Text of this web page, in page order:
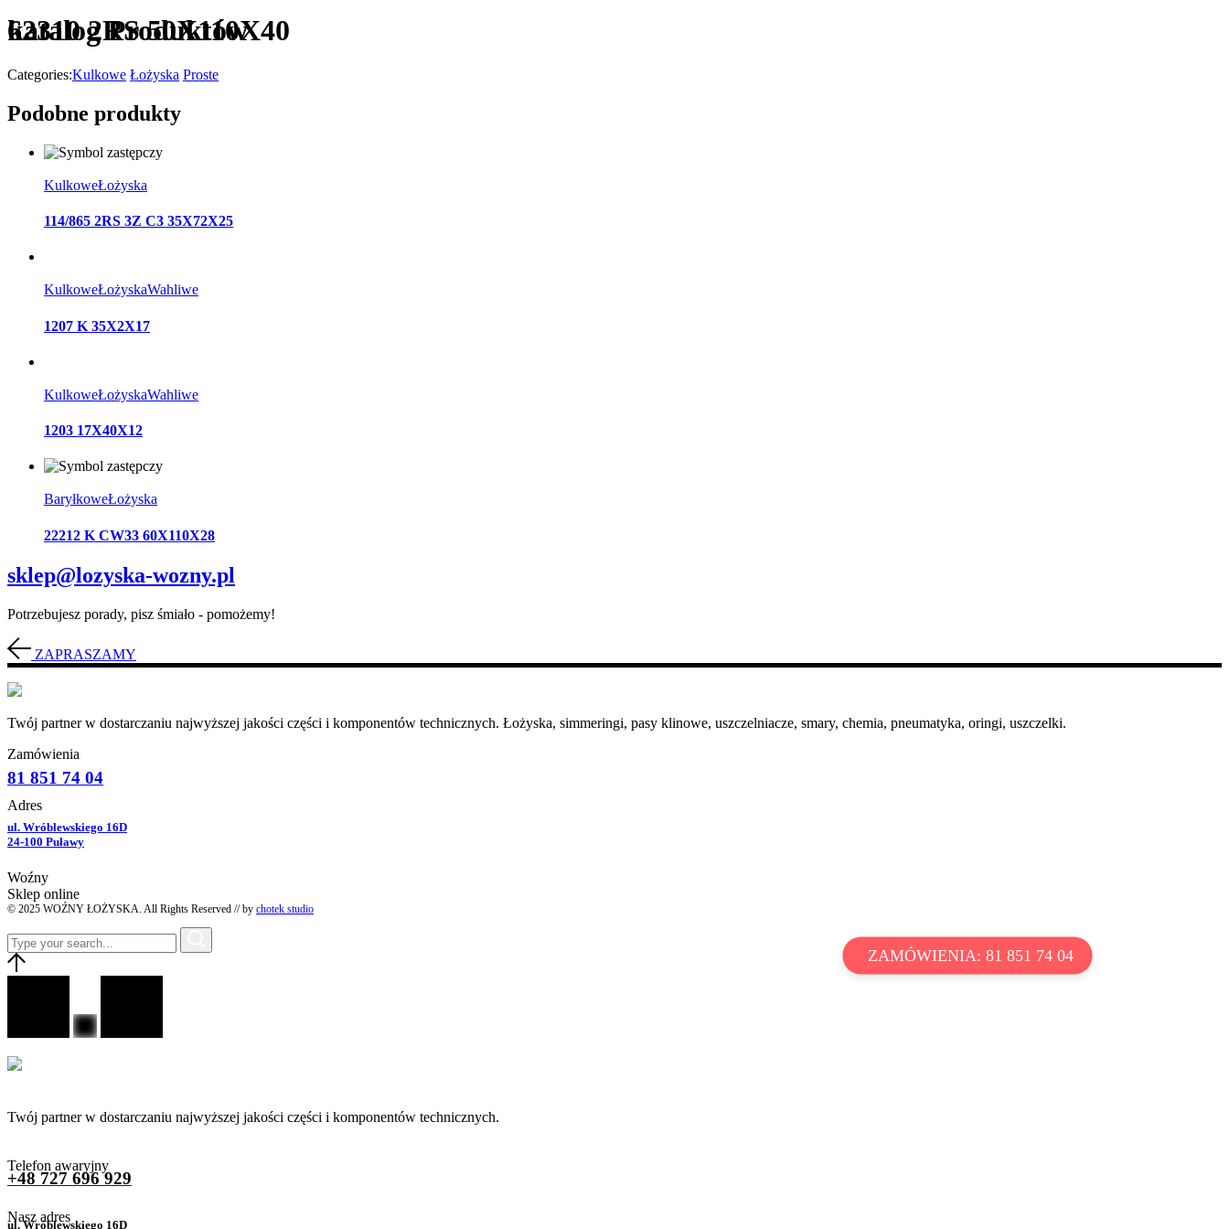
ZAMÓWIENIA: 81 851 74 04
katalog Produktów
62310 2RS 50X110X40
Categories:Kulkowe Łożyska Proste
Podobne produkty
KulkoweŁożyska
114/865 2RS 3Z C3 35X72X25
KulkoweŁożyskaWahliwe
1207 K 35X2X17
KulkoweŁożyskaWahliwe
1203 17X40X12
BaryłkoweŁożyska
22212 K CW33 60X110X28
sklep@lozyska-wozny.pl
Potrzebujesz porady, pisz śmiało - pomożemy!
ZAPRASZAMY
Twój partner w dostarczaniu najwyższej jakości części i komponentów technicznych. Łożyska, simmeringi, pasy klinowe, uszczelniacze, smary, chemia, pneumatyka, oringi, uszczelki.
Zamówienia
81 851 74 04
Adres
ul. Wróblewskiego 16D
24-100 Puławy
Woźny
Sklep online
© 2025 WOŹNY ŁOŻYSKA. All Rights Reserved // by chotek studio
Twój partner w dostarczaniu najwyższej jakości części i komponentów technicznych.
Telefon awaryjny
+48 727 696 929
Nasz adres
ul. Wróblewskiego 16D